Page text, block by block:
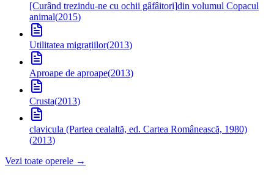
[Curând trezindu-ne cu ochii gâfâitori]din volumul Copacul
animal(2015)
Utilitatea migrațiilor(2013)
Aproape de aproape(2013)
Crusta(2013)
clavicula (Partea cealaltă, ed. Cartea Românească, 1980)
(2013)
Vezi toate operele →